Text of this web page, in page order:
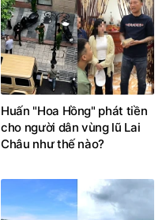
Huấn "Hoa Hồng" phát tiền
cho người dân vùng lũ Lai
Châu như thế nào?